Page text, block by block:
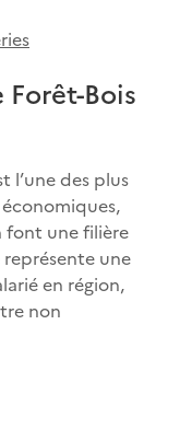
Bois
l’une des plus
font une filière
une
en région,
non